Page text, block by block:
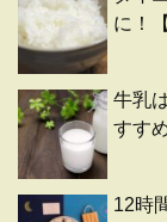
に！
牛乳
すす
12時